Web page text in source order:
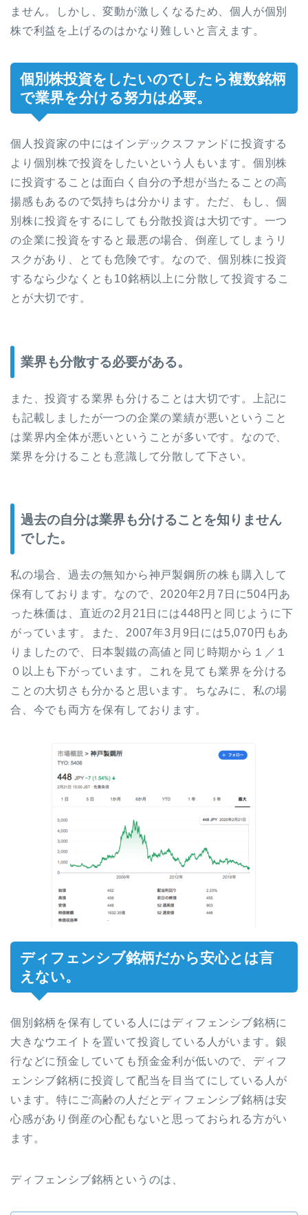
ません。しかし、変動が激しくなるため、個人が個別
株で利益を上げるのはかなり難しいと言えます。
個別株投資をしたいのでしたら複数銘柄
で業界を分ける努力は必要。
個人投資家の中にはインデックスファンドに投資する
より個別株で投資をしたいという人もいます。個別株
に投資することは面白く自分の予想が当たることの高
揚感もあるので気持ちは分かります。ただ、もし、個
別株に投資をするにしても分散投資は大切です。一つ
の企業に投資をすると最悪の場合、倒産してしまうリ
スクがあり、とても危険です。なので、個別株に投資
するなら少なくとも10銘柄以上に分散して投資するこ
とが大切です。
業界も分散する必要がある。
また、投資する業界も分けることは大切です。上記に
も記載しましたが一つの企業の業績が悪いということ
は業界内全体が悪いということが多いです。なので、
業界を分けることも意識して分散して下さい。
過去の自分は業界も分けることを知りません
でした。
私の場合、過去の無知から神戸製鋼所の株も購入して
保有しております。なので、2020年2月7日に504円あ
った株価は、直近の2月21日には448円と同じように下
がっています。また、2007年3月9日には5,070円もあ
りましたので、日本製鐵の高値と同じ時期から１／１
０以上も下がっています。これを見ても業界を分ける
ことの大切さも分かると思います。ちなみに、私の場
合、今でも両方を保有しております。
ディフェンシブ銘柄だから安心とは言
えない。
個別銘柄を保有している人にはディフェンシブ銘柄に
大きなウエイトを置いて投資している人がいます。銀
行などに預金していても預金金利が低いので、ディフ
ェンシブ銘柄に投資して配当を目当てにしている人が
います。特にご高齢の人だとディフェンシブ銘柄は安
心感があり倒産の心配もないと思っておられる方がい
ます。
ディフェンシブ銘柄というのは、